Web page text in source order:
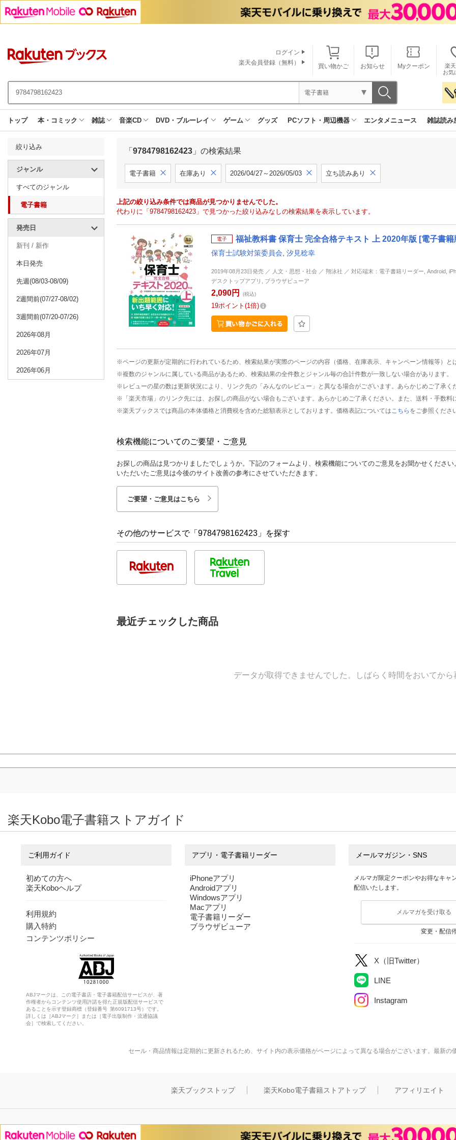
買い物かご お知らせ Myクーポン
楽
お気
ログイン
楽天会員登録（無料）
電子書籍
トップ 本・コミック 雑誌 音楽CD DVD・ブルーレイ ゲーム グッズ PCソフト・周辺機器 エンタメニュース 雑誌読み
絞り込み
ジャンル
すべてのジャンル
電子書籍
発売日
新刊 / 新作
本日発売
先週(08/03-08/09)
2週間前(07/27-08/02)
3週間前(07/20-07/26)
2026年08月
2026年07月
2026年06月
「 9784798162423 」の検索結果
電子書籍 在庫あり 2026/04/27～2026/05/03 立ち読みあり
上記の絞り込み条件では商品が見つかりませんでした。
代わりに「9784798162423」で見つかった絞り込みなしの検索結果を表示しています。
電子 福祉教科書 保育士 完全合格テキスト 上 2020年版 [電子書籍
保育士試験対策委員会 汐見稔幸
2019年08月23日発売 ／ 人文・思想・社会 ／ 翔泳社 ／ 対応端末：電子書籍リーダー, Android,
デスクトップアプリ, ブラウザビューア
2,090円 (税込)
19ポイント 1倍
※ページの更新が定期的に行われているため、検索結果が実際のページの内容（価格、在庫表示、キャンペーン情報等）と
※複数のジャンルに属している商品があるため、検索結果の全件数とジャンル毎の合計件数が一致しない場合があります。
※レビューの星の数は更新状況により、リンク先の「みんなのレビュー」と異なる場合がございます。あらかじめご了承く
※「楽天市場」のリンク先には、お探しの商品がない場合もございます。あらかじめご了承ください。また、送料・手数料
※楽天ブックスでは商品の本体価格と消費税を含めた総額表示としております。価格表記については こちら をご参照くださ
検索機能についてのご要望・ご意見
お探しの商品は見つかりましたでしょうか。下記のフォームより、検索機能についてのご意見をお聞かせください
いただいたご意見は今後のサイト改善の参考にさせていただきます。
ご要望・ご意見はこちら
その他のサービスで「9784798162423」を探す
最近チェックした商品
データが取得できませんでした。しばらく時間をおいてから
楽天Kobo電子書籍ストアガイド
ご利用ガイド
初めての方へ
楽天Koboヘルプ
利用規約
購入特約
コンテンツポリシー
ABJマークは、この電子書店・電子書籍配信サービスが、著
作権者からコンテンツ使用許諾を得た正規版配信サービスで
あることを示す登録商標（登録番号 第6091713号）です。
詳しくは［ABJマーク］または［電子出版制作・流通協議
会］で検索してください。
アプリ・電子書籍リーダー
iPhoneアプリ
Androidアプリ
Windowsアプリ
Macアプリ
電子書籍リーダー
ブラウザビューア
メールマガジン・SNS
メルマガ限定クーポンやお得なキャ
配信いたします。
メルマガを受け取る
変更・配信
X（旧Twitter）
LINE
Instagram
セール・商品情報は定期的に更新されるため、サイト内の表示価格がページによって異なる場合がございます。最新の
楽天ブックストップ 楽天Kobo電子書籍ストアトップ アフィリエイト